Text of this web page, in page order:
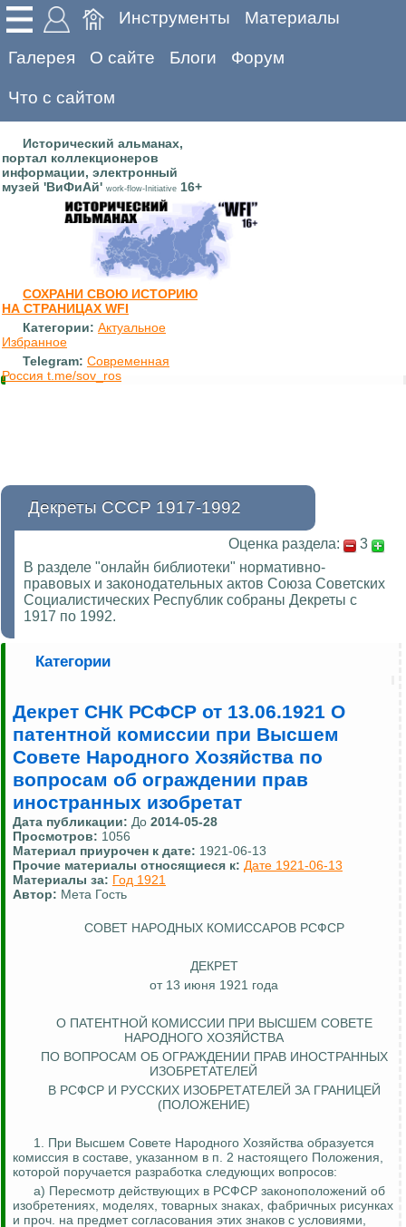
Инструменты Материалы
Галерея О сайте Блоги Форум
Что с сайтом
Исторический альманах,
портал коллекционеров
информации, электронный
музей 'ВиФиАй' work-flow-Initiative 16+
СОХРАНИ СВОЮ ИСТОРИЮ
НА СТРАНИЦАХ WFI
Категории: Актуальное
Избранное
Telegram: Современная
Россия t.me/sov_ros
Декреты СССР 1917-1992
Оценка раздела:
3
В разделе "онлайн библиотеки" нормативно-
правовых и законодательных актов Союза Советских
Социалистических Республик собраны Декреты с
1917 по 1992.
Категории
Декрет СНК РСФСР от 13.06.1921 О
патентной комиссии при Высшем
Совете Народного Хозяйства по
вопросам об ограждении прав
иностранных изобретат
Дата публикации: До 2014-05-28
Просмотров: 1056
Материал приурочен к дате: 1921-06-13
Прочие материалы относящиеся к: Дате 1921-06-13
Материалы за: Год 1921
Автор: Мета Гость
СОВЕТ НАРОДНЫХ КОМИССАРОВ РСФСР
ДЕКРЕТ
от 13 июня 1921 года
О ПАТЕНТНОЙ КОМИССИИ ПРИ ВЫСШЕМ СОВЕТЕ
НАРОДНОГО ХОЗЯЙСТВА
ПО ВОПРОСАМ ОБ ОГРАЖДЕНИИ ПРАВ ИНОСТРАННЫХ
ИЗОБРЕТАТЕЛЕЙ
В РСФСР И РУССКИХ ИЗОБРЕТАТЕЛЕЙ ЗА ГРАНИЦЕЙ
(ПОЛОЖЕНИЕ)
1. При Высшем Совете Народного Хозяйства образуется
комиссия в составе, указанном в п. 2 настоящего Положения,
которой поручается разработка следующих вопросов:
а) Пересмотр действующих в РСФСР законоположений об
изобретениях, моделях, товарных знаках, фабричных рисунках
и проч. на предмет согласования этих знаков с условиями,